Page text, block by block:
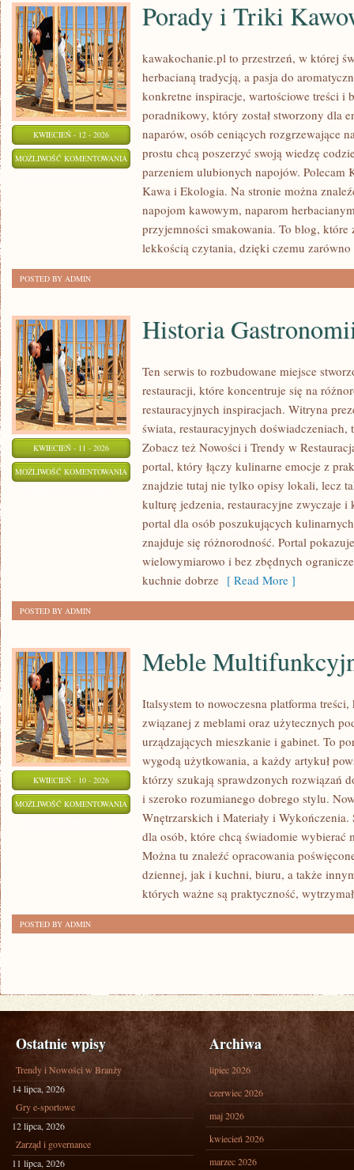
KWIECIEŃ - 12 - 2026
MOŻLIWOŚĆ KOMENTOWANIA PORADY
TRIKI
KAWOWE
Porady i Triki
kawakochanie.pl to przestrzeń, w której
herbacianą tradycją, a pasja do
konkretne inspiracje, wartościowe treści i
poradnikowy, który został stworzony dla
naparów, osób ceniących rozgrzewające
prostu chcą poszerzyć swoją wiedzę
parzeniem ulubionych napojów.
Kawa i Ekologia. Na stronie można
napojom kawowym, naparom
przyjemności smakowania. To blog,
lekkością czytania, dzięki czemu zarówno
POSTED BY ADMIN
KWIECIEŃ - 11 - 2026
MOŻLIWOŚĆ KOMENTOWANIA HISTORIA
GASTRONOMII
Historia
Ten serwis to rozbudowane miejsce
restauracji, które koncentruje się na
restauracyjnych inspiracjach. Witryna
świata, restauracyjnych
Zobacz też Nowości i Trendy w
portal, który łączy kulinarne emocje z
znajdzie tutaj nie tylko opisy lokali, lecz
kulturę jedzenia, restauracyjne zwyczaje
portal dla osób poszukujących
znajduje się różnorodność. Portal
wielowymiarowo i bez zbędnych
kuchnie dobrze [ Read More ]
POSTED BY ADMIN
KWIECIEŃ - 10 - 2026
MOŻLIWOŚĆ KOMENTOWANIA MEBLE
MULTIFUNKCYJNE
Meble
Italsystem to nowoczesna platforma
związanej z meblami oraz użytecznych
urządzających mieszkanie i gabinet. To
wygodą użytkowania, a każdy artykuł
którzy szukają sprawdzonych rozwiązań
i szeroko rozumianego dobrego stylu.
Wnętrzarskich i Materiały i Wykończenia.
dla osób, które chcą świadomie wybierać
Można tu znaleźć opracowania
dziennej, jak i kuchni, biuru, a także
których ważne są praktyczność,
POSTED BY ADMIN
Ostatnie wpisy
Trendy i Nowości w Branży
14 lipca, 2026
Gry e-sportowe
12 lipca, 2026
Zarząd i governance
11 lipca, 2026
Archiwa
lipiec 2026
czerwiec 2026
maj 2026
kwiecień 2026
marzec 2026